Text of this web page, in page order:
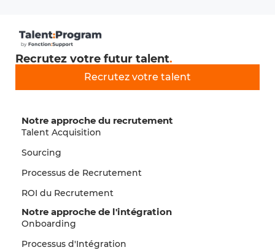
Recrutez votre futur talent.
Recrutez votre talent
Notre approche du recrutement
Talent Acquisition
Sourcing
Processus de Recrutement
ROI du Recrutement
Notre approche de l'intégration
Onboarding
Processus d'Intégration